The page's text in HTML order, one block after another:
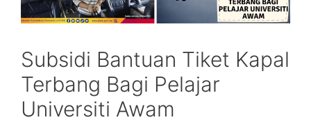
Subsidi Bantuan Tiket Kapal
Terbang Bagi Pelajar
Universiti Awam